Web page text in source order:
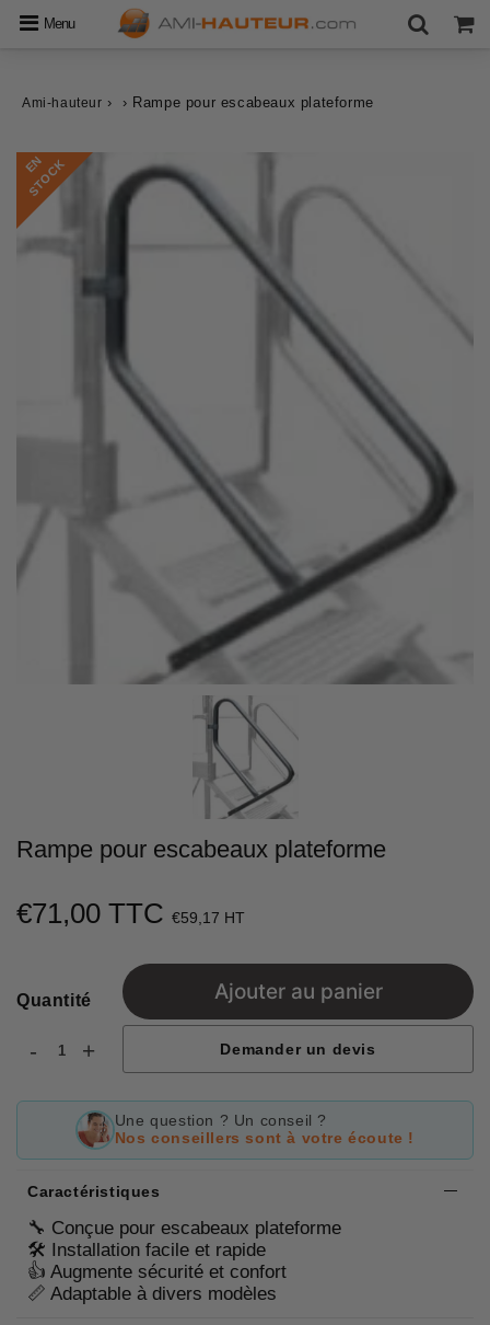
Menu
Ami-hauteur › › Rampe pour escabeaux plateforme
E
N
S
T
O
C
K
Rampe pour escabeaux plateforme
€71,00 TTC €59,17 HT
Quantité
- +
Ajouter au panier
Demander un devis
Une question ? Un conseil ?
Nos conseillers sont à votre écoute !
Caractéristiques
🔧 Conçue pour escabeaux plateforme
🛠 Installation facile et rapide
👍 Augmente sécurité et confort
📏 Adaptable à divers modèles